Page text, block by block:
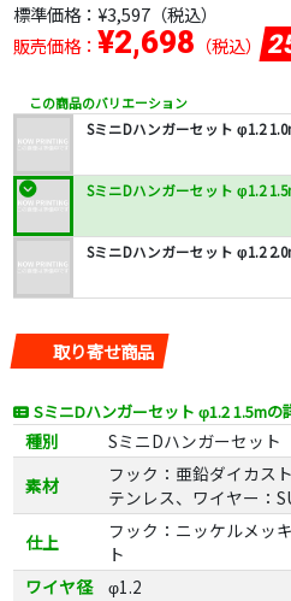
標準価格： ¥3,597（税込）
販売価格： ¥2,698 （税込）
この商品のバリエーション
SミニDハンガーセット φ1.2
SミニDハンガーセット φ1.2
SミニDハンガーセット φ1.2
取り寄せ商品
SミニDハンガーセット φ1.2 1.5mの
種別
SミニDハンガーセッ
素材
フック：亜鉛ダイカス
テンレス、ワイヤー：
仕上
フック：ニッケルメッ
ト
ワイヤ径
φ1.2